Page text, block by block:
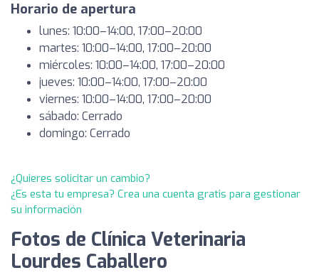
Horario de apertura
lunes: 10:00–14:00, 17:00–20:00
martes: 10:00–14:00, 17:00–20:00
miércoles: 10:00–14:00, 17:00–20:00
jueves: 10:00–14:00, 17:00–20:00
viernes: 10:00–14:00, 17:00–20:00
sábado: Cerrado
domingo: Cerrado
¿Quieres solicitar un cambio?
¿Es esta tu empresa? Crea una cuenta gratis para gestionar
su información
Fotos de Clínica Veterinaria
Lourdes Caballero